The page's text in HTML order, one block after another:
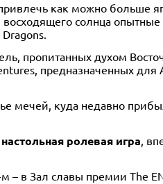
как можно больше
солнца
пропитанных духом
предназначенных для
куда недавно
ролевая игра,
– в Зал славы премии The